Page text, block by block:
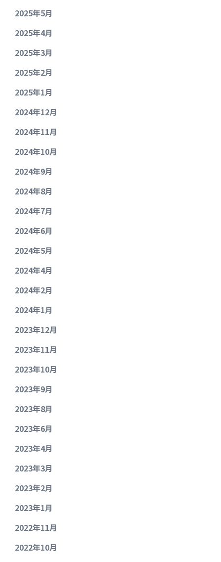
2025年5月
2025年4月
2025年3月
2025年2月
2025年1月
2024年12月
2024年11月
2024年10月
2024年9月
2024年8月
2024年7月
2024年6月
2024年5月
2024年4月
2024年2月
2024年1月
2023年12月
2023年11月
2023年10月
2023年9月
2023年8月
2023年6月
2023年4月
2023年3月
2023年2月
2023年1月
2022年11月
2022年10月